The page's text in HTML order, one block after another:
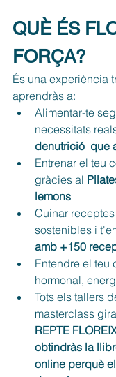
QUÈ ÉS
FORÇA?
És una experiència
aprendràs a:
Alimentar-te
necessitats
denutrició  que
Entrenar el teu
gràcies al
lemons
Cuinar
sostenibles i
amb +150
Entendre el teu
hormonal,
Tots els tallers
masterclass
REPTE
obtindràs la
online perquè